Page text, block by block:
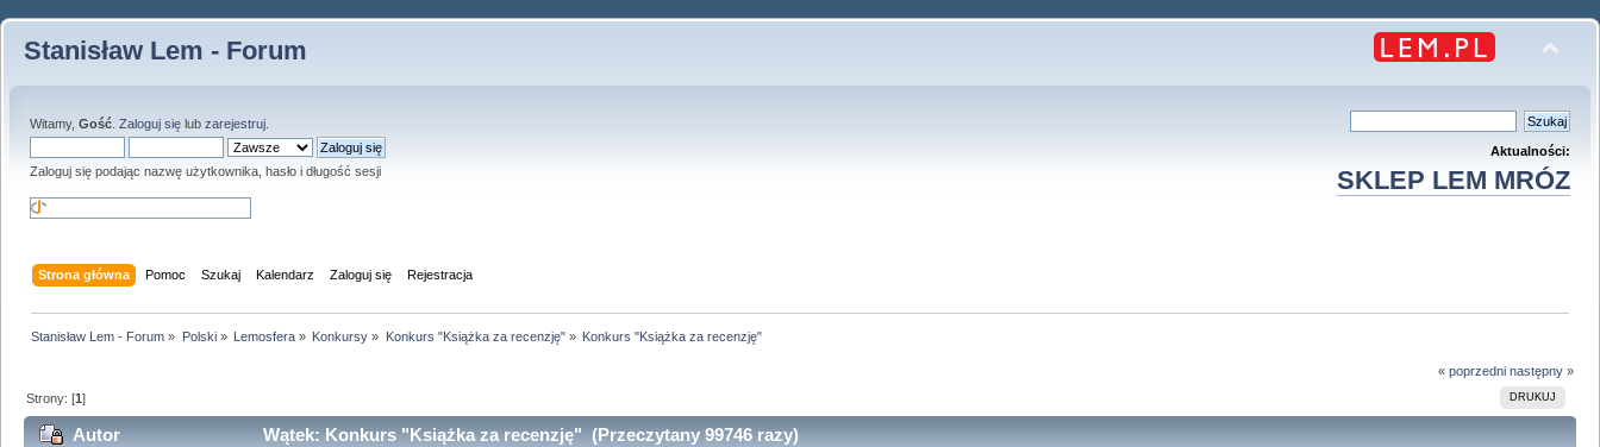
Stanisław Lem - Forum
Witamy, Gość Zaloguj się lub zarejestruj
Zaloguj się podając nazwę użytkownika, hasło i długość sesji
Aktualności:
SKLEP LEM MRÓZ
Strona główna Pomoc Szukaj Kalendarz Zaloguj się Rejestracja
Stanisław Lem - Forum » Polski» Lemosfera» Konkursy » Konkurs "Książka za recenzję"» Konkurs "Książka za recenzję"
« poprzedni następny »
DRUKUJ
Strony: [1]
Autor Wątek: Konkurs "Książka za recenzję" (Przeczytany 99746 razy)